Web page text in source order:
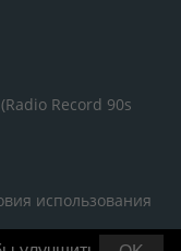
Record 90s
использования